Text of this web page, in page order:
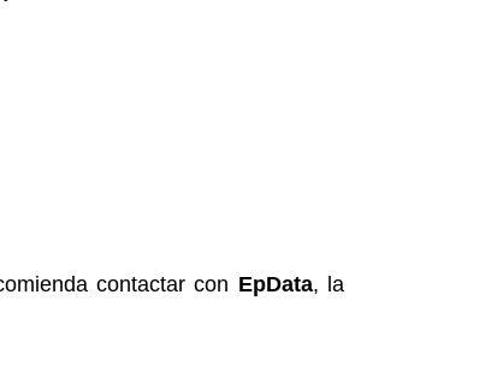
contactar con EpData, la